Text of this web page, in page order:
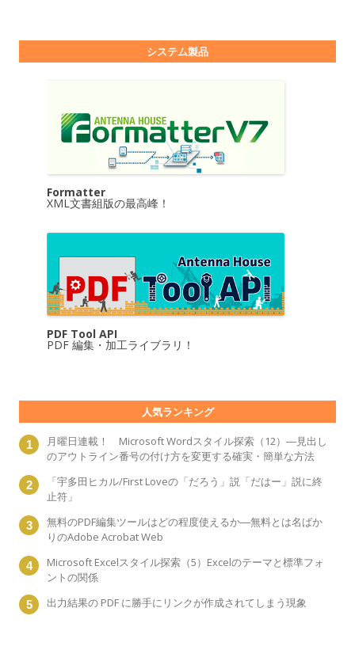
システム製品
Formatter
XML文書組版の最高峰！
PDF Tool API
PDF 編集・加工ライブラリ！
人気ランキング
月曜日連載！ Microsoft Wordスタイル探索（12）―見出し
のアウトライン番号の付け方を変更する確実・簡単な方法
「宇多田ヒカル/First Loveの「だろう」説「だはー」説に終
止符」
無料のPDF編集ツールはどの程度使えるか―無料とは名ばか
りのAdobe Acrobat Web
Microsoft Excelスタイル探索（5）Excelのテーマと標準フォ
ントの関係
出力結果の PDF に勝手にリンクが作成されてしまう現象